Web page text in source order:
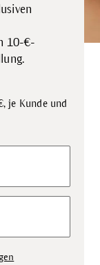
10-€-
je Kunde und